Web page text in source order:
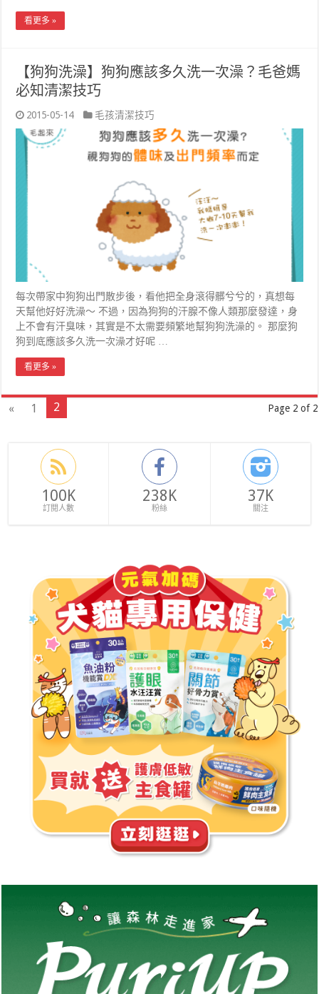
看更多 »
【狗狗洗澡】狗狗應該多久洗一次澡？毛爸媽
必知清潔技巧
2015-05-14 毛孩清潔技巧
每次帶家中狗狗出門散步後，看他把全身滾得髒兮兮的，真想每
天幫他好好洗澡～ 不過，因為狗狗的汗腺不像人類那麼發達，身
上不會有汗臭味，其實是不太需要頻繁地幫狗狗洗澡的。 那麼狗
狗到底應該多久洗一次澡才好呢 …
看更多 »
Page 2 of 2
« 1 2
100K
訂閱人數
238K
粉絲
37K
關注